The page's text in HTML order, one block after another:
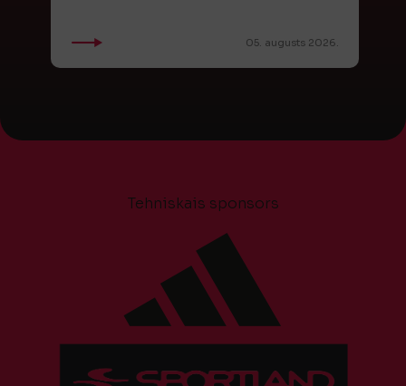
05. augusts 2026.
Tehniskais sponsors